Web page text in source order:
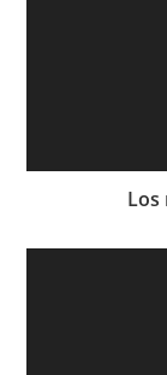
Los